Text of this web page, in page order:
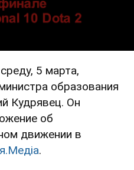
5 марта,
образования
Кудрявец. Он
об
движении в
.